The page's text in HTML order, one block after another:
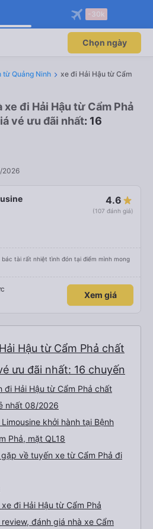
-30k
Chọn ngày
Quảng Ninh
xe đi Hải Hậu từ Cẩm
đi Hải Hậu từ Cẩm Phả
vé ưu đãi nhất: 16
2026
4.6
(107 đánh giá)
tài rất nhiệt tình đón tại điểm mình mong
Xem giá
Hậu từ Cẩm Phả chất
ưu đãi nhất: 16 chuyến
đi Hải Hậu từ Cẩm Phả chất
nhất 08/2026
khởi hành tại Bệnh
Phả, mặt QL18
về tuyến xe từ Cẩm Phả đi
đi Hải Hậu từ Cẩm Phả
đánh giá nhà xe Cẩm